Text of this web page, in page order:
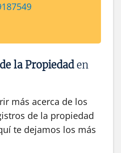
la Propiedaden
más acerca de los
de la propiedad
te dejamos los más